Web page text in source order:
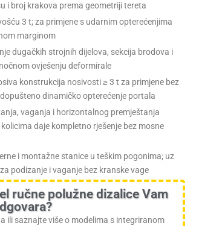
i broj krakova prema geometriji tereta
3 t; za primjene s udarnim opterećenjima
marginom
dugačkih strojnih dijelova, sekcija brodova i
ovješenju deformirale
konstrukcija nosivosti ≥ 3 t za primjene bez
dinamičko opterećenje portala
vaganja i horizontalnog premještanja
daje kompletno rješenje bez mosne
i montažne stanice u teškim pogonima; uz
podizanje i vaganje bez kranske vage
ručne polužne dizalice Vam
ili saznajte više o modelima s integriranom